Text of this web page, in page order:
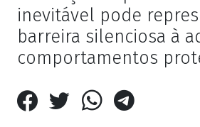
inevitável pode
barreira silenciosa à
comportamentos